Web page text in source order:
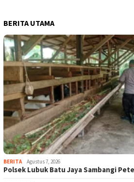
BERITA UTAMA
BERITA Agustus 7, 2026
Polsek Lubuk Batu Jaya Sambangi